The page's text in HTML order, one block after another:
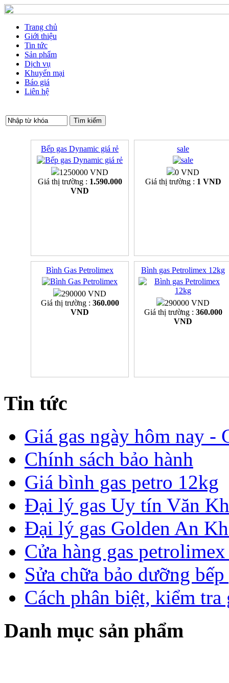
Trang chủ
Giới thiệu
Tin tức
Sản phẩm
Dịch vụ
Khuyến mại
Báo giá
Liên hệ
Bếp gas Dynamic giá rẻ
1250000 VND
Giá thị trường : 1.590.000
VND
sale
0 VND
Giá thị trường : 1 VND
Bình Gas Petrolimex
290000 VND
Giá thị trường : 360.000
VND
Bình gas Petrolimex 12kg
290000 VND
Giá thị trường : 360.000
VND
Tin tức
Giá gas ngày hôm nay -
Chính sách bảo hành
Giá bình gas petro 12kg
Đại lý gas Uy tín Văn
Đại lý gas Golden An
Cửa hàng gas
Sửa chữa bảo dưỡng
Cách phân biệt, kiểm
Danh mục sản phẩm